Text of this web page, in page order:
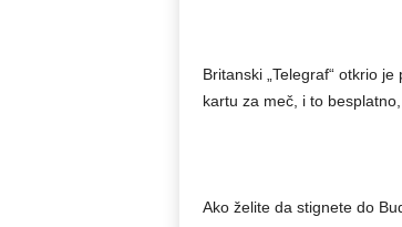
Britanski „Telegraf“ otkrio
kartu za meč, i to
Ako želite da stignete do